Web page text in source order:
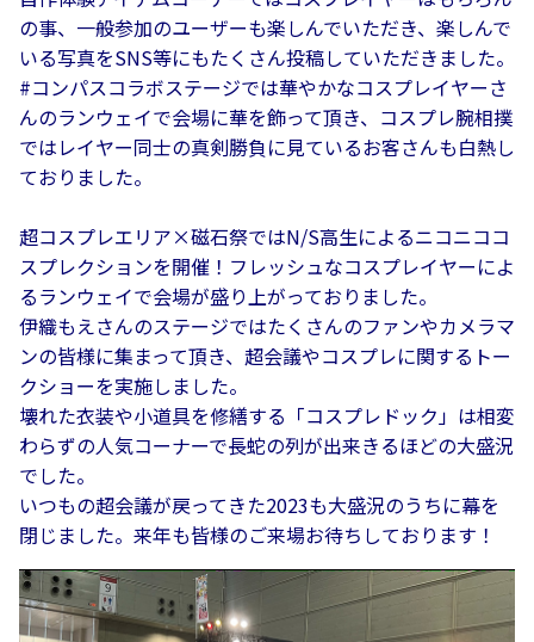
の事、一般参加のユーザーも楽しんでいただき、楽しんで
いる写真をSNS等にもたくさん投稿していただきました。
#コンパスコラボステージでは華やかなコスプレイヤーさ
んのランウェイで会場に華を飾って頂き、コスプレ腕相撲
ではレイヤー同士の真剣勝負に見ているお客さんも白熱し
ておりました。
超コスプレエリア×磁石祭ではN/S高生によるニコニココ
スプレクションを開催！フレッシュなコスプレイヤーによ
るランウェイで会場が盛り上がっておりました。
伊織もえさんのステージではたくさんのファンやカメラマ
ンの皆様に集まって頂き、超会議やコスプレに関するトー
クショーを実施しました。
壊れた衣装や小道具を修繕する「コスプレドック」は相変
わらずの人気コーナーで長蛇の列が出来きるほどの大盛況
でした。
いつもの超会議が戻ってきた2023も大盛況のうちに幕を
閉じました。来年も皆様のご来場お待ちしております！